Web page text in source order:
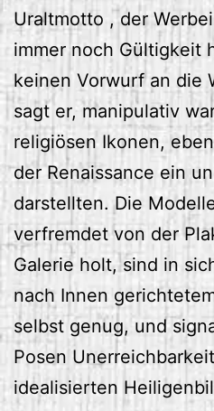
Uraltmotto , der
immer noch Gültigkeit
keinen Vorwurf an die
sagt er, manipulativ
religiösen Ikonen,
der Renaissance ein
darstellten. Die
verfremdet von der
Galerie holt, sind in
nach Innen
selbst genug, und
Posen
idealisierten